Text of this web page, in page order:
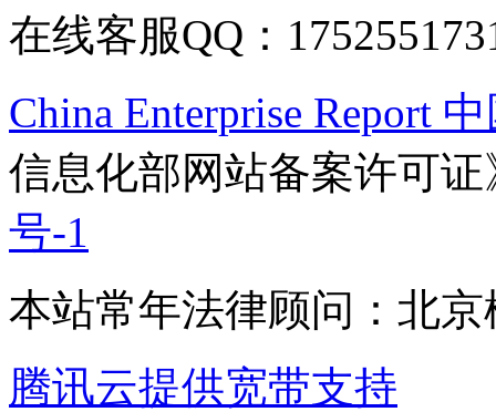
在线客服QQ：
China Enterprise Report
信息化部网站备案许可
号-1
本站常年法律顾问：北
腾讯云提供宽带支持